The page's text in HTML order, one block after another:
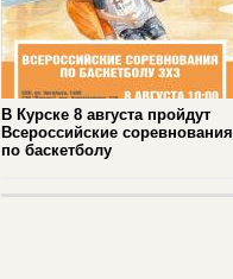
В Курске 8 августа пройдут
Всероссийские соревнования
по баскетболу